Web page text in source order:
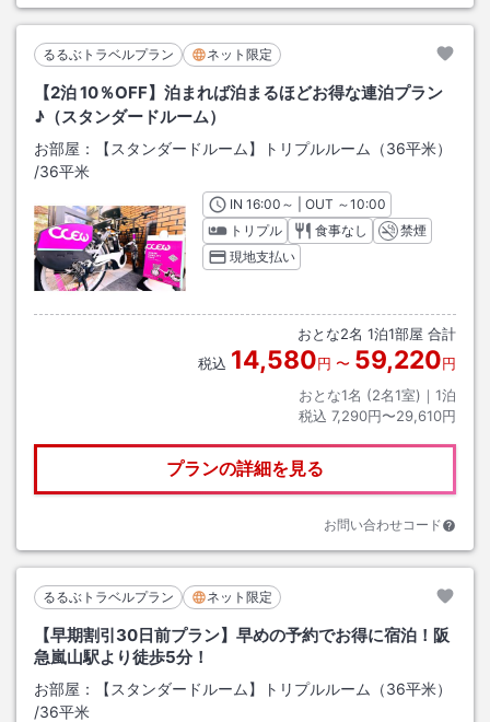
るるぶトラベルプラン ネット限定
【2泊 10％OFF】泊まれば泊まるほどお得な連泊プラン
♪（スタンダードルーム）
お部屋：
【スタンダードルーム】トリプルルーム（36平米）
/36平米
INチェックイン
16:00 ～ | OUT チェックアウト
～10:00
トリプル
食事なし
禁煙
現地支払い
おとな2名 1泊1部屋 合計
税込 14,580円 〜 59,220円
おとな1名 (2名1室)｜ 1泊
税込 7,290円〜29,610円
プランの詳細を見る
お問い合わせコード
るるぶトラベルプラン ネット限定
【早期割引30日前プラン】早めの予約でお得に宿泊！阪
急嵐山駅より徒歩5分！
お部屋：
【スタンダードルーム】トリプルルーム（36平米）
/36平米